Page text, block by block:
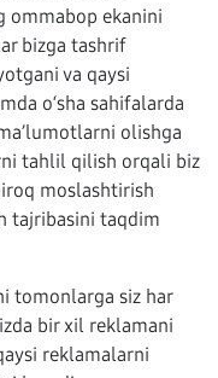
ommabop ekanini
bizga tashrif
va qaysi
o‘sha sahifalarda
olishga
tahlil qilish orqali biz
moslashtirish
tajribasini taqdim
tomonlarga siz har
bir xil reklamani
reklamalarni